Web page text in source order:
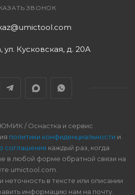
ЗВОНОК
ул. Кусковская, д. 20А
ЮМИК / Оснастка и сервис
политики конфиденциальности и
соглашения каждый раз, когда
в любой форме обратной связи на
umictool.com.
в тексте или описании
информацию нам на почту.